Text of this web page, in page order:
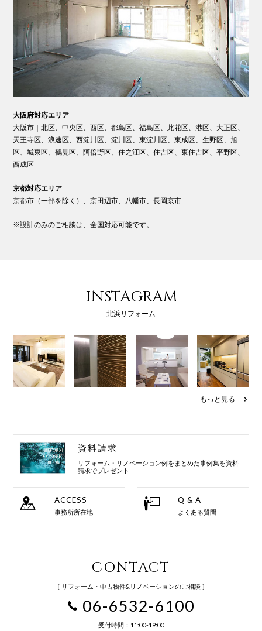
大阪府対応エリア
大阪市｜北区、中央区、西区、都島区、福島区、此花区、港区、大正区、
天王寺区、浪速区、西淀川区、淀川区、東淀川区、東成区、生野区、旭
区、城東区、鶴見区、阿倍野区、住之江区、住吉区、東住吉区、平野区、
西成区
京都対応エリア
京都市（一部を除く）、京田辺市、八幡市、長岡京市
※設計のみのご相談は、全国対応可能です。
INSTAGRAM
北浜リフォーム
もっと見る
資料請求
リフォーム・リノベーション例を まとめた事例集を資料
請求でプレゼント
ACCESS
事務所所在地
Q & A
よくある質問
CONTACT
［ リフォーム・中古物件&リノベーションのご相談 ］
06-6532-6100
受付時間：11:00-19:00